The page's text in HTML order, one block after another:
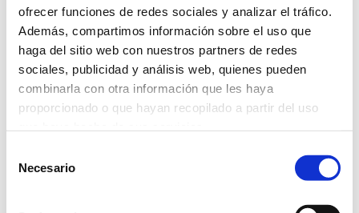
ofrecer funciones de redes sociales y analizar el tráfico.
Además, compartimos información sobre el uso que
haga del sitio web con nuestros partners de redes
sociales, publicidad y análisis web, quienes pueden
combinarla con otra información que les haya
proporcionado o que hayan recopilado a partir del uso
Más información
Necesario